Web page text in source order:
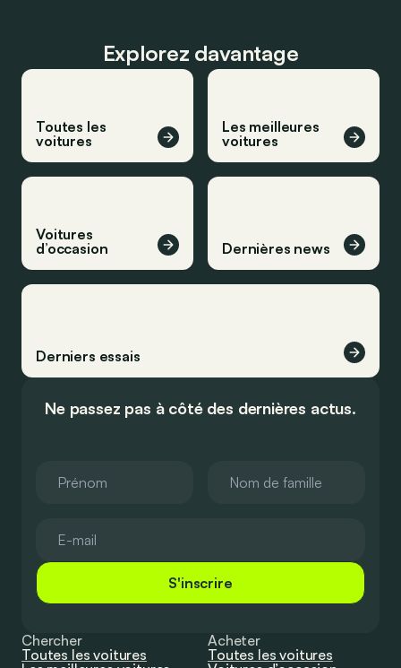
Explorez davantage
Toutes les
voitures
Les meilleures
voitures
Voitures
d’occasion
Dernières news
Derniers essais
Ne passez pas à côté des dernières actus.
S'inscrire
Chercher
Toutes les voitures
Acheter
Toutes les voitures